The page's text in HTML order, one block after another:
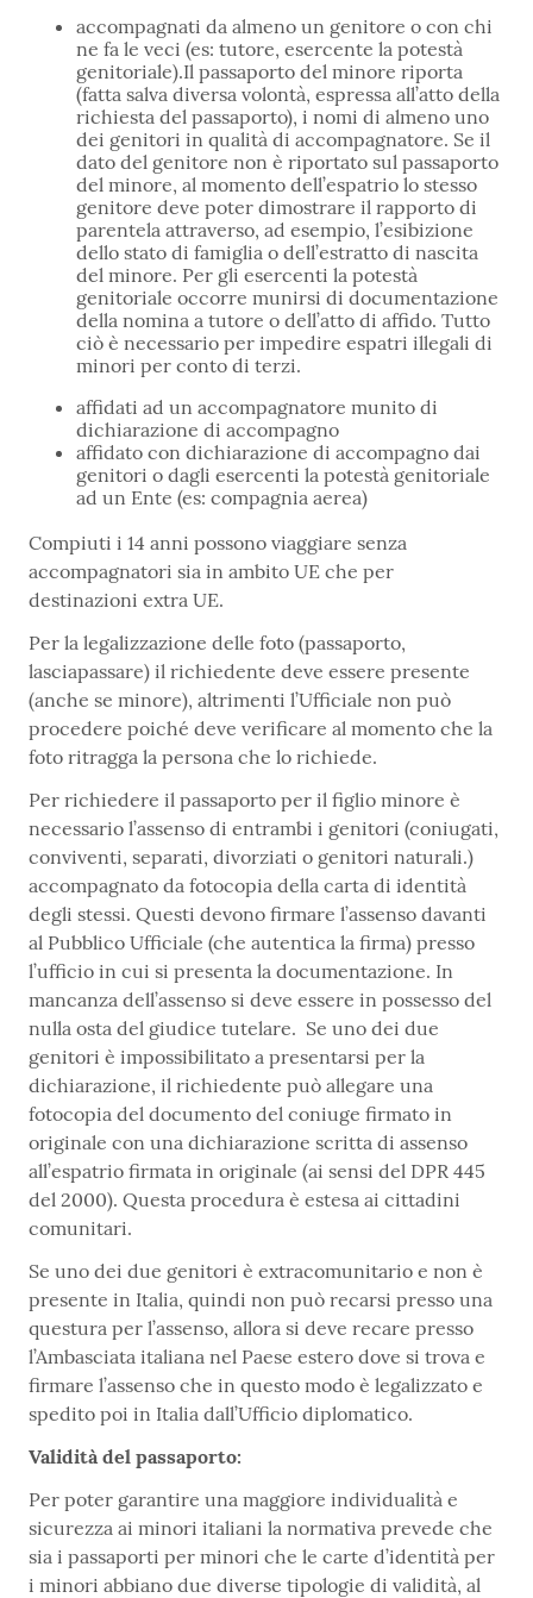
accompagnati da almeno un genitore o con chi
ne fa le veci (es: tutore, esercente la potestà
genitoriale).Il passaporto del minore riporta
(fatta salva diversa volontà, espressa all’atto della
richiesta del passaporto), i nomi di almeno uno
dei genitori in qualità di accompagnatore. Se il
dato del genitore non è riportato sul passaporto
del minore, al momento dell’espatrio lo stesso
genitore deve poter dimostrare il rapporto di
parentela attraverso, ad esempio, l’esibizione
dello stato di famiglia o dell’estratto di nascita
del minore. Per gli esercenti la potestà
genitoriale occorre munirsi di documentazione
della nomina a tutore o dell’atto di affido. Tutto
ciò è necessario per impedire espatri illegali di
minori per conto di terzi.
affidati ad un accompagnatore munito di
dichiarazione di accompagno
affidato con dichiarazione di accompagno dai
genitori o dagli esercenti la potestà genitoriale
ad un Ente (es: compagnia aerea)
Compiuti i 14 anni possono viaggiare senza
accompagnatori sia in ambito UE che per
destinazioni extra UE.
Per la legalizzazione delle foto (passaporto,
lasciapassare) il richiedente deve essere presente
(anche se minore), altrimenti l’Ufficiale non può
procedere poiché deve verificare al momento che la
foto ritragga la persona che lo richiede.
Per richiedere il passaporto per il figlio minore è
necessario l’assenso di entrambi i genitori (coniugati,
conviventi, separati, divorziati o genitori naturali.)
accompagnato da fotocopia della carta di identità
degli stessi. Questi devono firmare l’assenso davanti
al Pubblico Ufficiale (che autentica la firma) presso
l’ufficio in cui si presenta la documentazione. In
mancanza dell’assenso si deve essere in possesso del
nulla osta del giudice tutelare. Se uno dei due
genitori è impossibilitato a presentarsi per la
dichiarazione, il richiedente può allegare una
fotocopia del documento del coniuge firmato in
originale con una dichiarazione scritta di assenso
all’espatrio firmata in originale (ai sensi del DPR 445
del 2000). Questa procedura è estesa ai cittadini
comunitari.
Se uno dei due genitori è extracomunitario e non è
presente in Italia, quindi non può recarsi presso una
questura per l’assenso, allora si deve recare presso
l’Ambasciata italiana nel Paese estero dove si trova e
firmare l’assenso che in questo modo è legalizzato e
spedito poi in Italia dall’Ufficio diplomatico.
Validità del passaporto:
Per poter garantire una maggiore individualità e
sicurezza ai minori italiani la normativa prevede che
sia i passaporti per minori che le carte d’identità per
i minori abbiano due diverse tipologie di validità, al